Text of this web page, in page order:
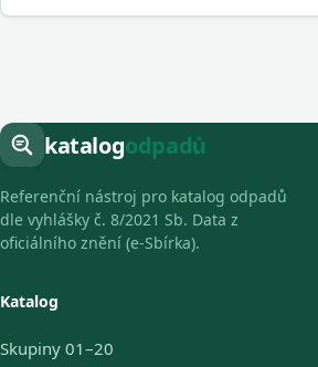
katalogodpadů
Referenční nástroj pro katalog odpadů
dle vyhlášky č. 8/2021 Sb. Data z
oficiálního znění (e-Sbírka).
Katalog
Skupiny 01–20